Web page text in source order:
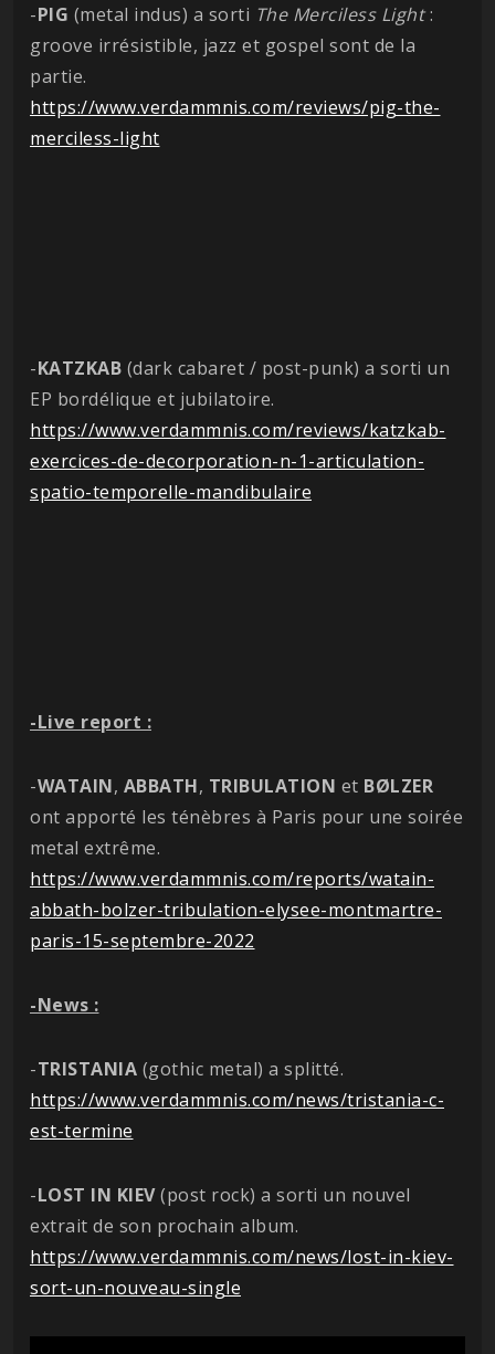
-PIG (metal indus) a sorti The Merciless Light:
groove irrésistible, jazz et gospel sont de la
partie.
https://www.verdammnis.com/reviews/pig-the-
merciless-light
-KATZKAB (dark cabaret / post-punk) a sorti un
EP bordélique et jubilatoire.
https://www.verdammnis.com/reviews/katzkab-
exercices-de-decorporation-n-1-articulation-
spatio-temporelle-mandibulaire
-Live report :
-WATAIN, ABBATH, TRIBULATION et BØLZER
ont apporté les ténèbres à Paris pour une soirée
metal extrême.
https://www.verdammnis.com/reports/watain-
abbath-bolzer-tribulation-elysee-montmartre-
paris-15-septembre-2022
-News :
-TRISTANIA (gothic metal) a splitté.
https://www.verdammnis.com/news/tristania-c-
est-termine
-LOST IN KIEV(post rock) a sorti un nouvel
extrait de son prochain album.
https://www.verdammnis.com/news/lost-in-kiev-
sort-un-nouveau-single